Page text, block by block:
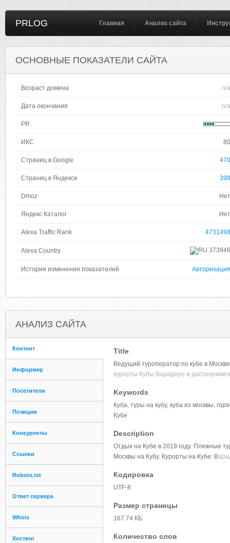
PRLOG Главная Анализ сайта
ОСНОВНЫЕ ПОКАЗАТЕЛИ САЙТА
Возраст домена n/a
Дата окончания n/a
PR
ИКС 80
Страниц в Google 470
Страниц в Яндексе 398
Dmoz Нет
Яндекс Каталог Нет
Alexa Traffic Rank 4731498
Alexa Country 373946
История изменения показателей Авторизация
АНАЛИЗ САЙТА
Контент
Информер
Посетители
Позиции
Конкуренты
Ссылки
Robots.txt
Ответ сервера
Whois
Хостинг
Title
Ведущий туроператор по кубе в
курорты Кубы Варадеро и
Keywords
Куба, туры на кубу, куба из москвы,
Кубе
Description
Отдых на Кубе в 2019 году. Пляжные
Москвы на Кубу. Курорты на Кубе: В
Кодировка
UTF-8
Размер страницы
167.74 КБ
Количество слов